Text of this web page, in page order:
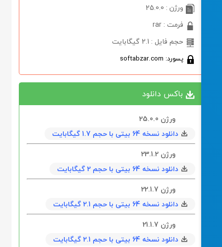
ورژن : 25.0.0
فرمت : rar
حجم فایل : 2.1 گیگابایت
پسورد: softabzar.com
باکس دانلود
دانلود نسخه 64 بیتی با حجم 1.7 گیگابایت
دانلود نسخه 64 بیتی با حجم 2 گیگابایت
دانلود نسخه 64 بیتی با حجم 2.1 گیگابایت
دانلود نسخه 64 بیتی با حجم 2.1 گیگابایت